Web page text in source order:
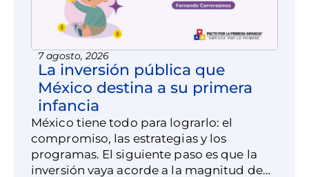
7 agosto, 2026
La inversión pública que
México destina a su primera
infancia
México tiene todo para lograrlo: el
compromiso, las estrategias y los
programas. El siguiente paso es que la
inversión vaya acorde a la magnitud de